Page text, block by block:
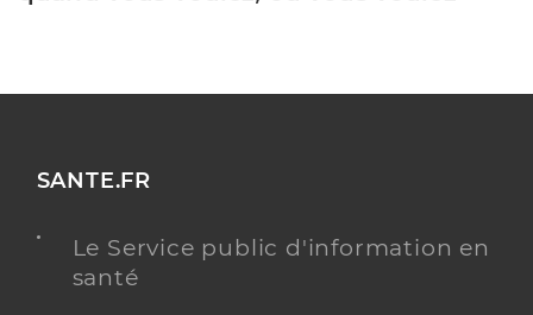
SANTE.FR
Le Service public d'information en
santé